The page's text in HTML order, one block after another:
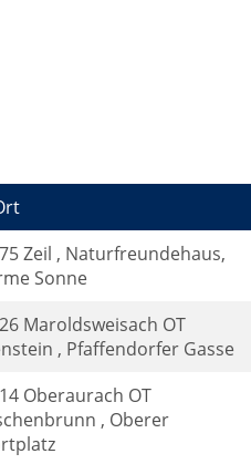
Zeil , Naturfreundehaus,
Sonne
Maroldsweisach OT
, Pfaffendorfer Gasse
Oberaurach OT
, Oberer